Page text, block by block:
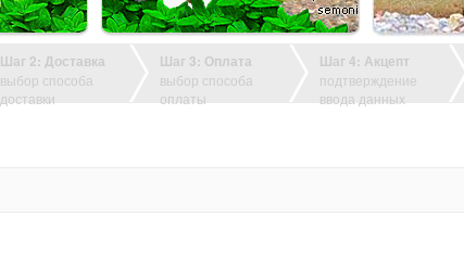
Шаг 2: Доставка
выбор способа
доставки
Шаг 3: Оплата
выбор способа
оплаты
Шаг 4: Акцепт
подтверждение
ввода данных